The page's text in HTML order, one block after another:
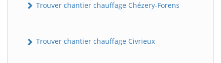
Trouver chantier chauffage Chézery-Forens
Trouver chantier chauffage Civrieux